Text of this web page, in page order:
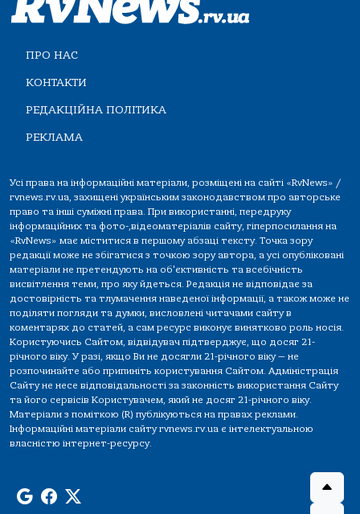
ПРО НАС
КОНТАКТИ
РЕДАКЦІЙНА ПОЛІТИКА
РЕКЛАМА
Усі права на інформаційні матеріали, розміщені на сайті «RvNews» /
rvnews.rv.ua, захищені українським законодавством про авторське
право та інші суміжні права. При використанні, передруку
інформаційних та фото-,відеоматеріалів сайту, гіперпосилання на
«RvNews» має міститися в першому абзаці тексту. Точка зору
редакції може не збігатися з точкою зору автора, а усі опубліковані
матеріали не претендують на об'єктивність та всебічність
висвітлення теми, про яку йдеться. Редакція не відповідає за
достовірність та тлумачення наведеної інформації, а також може не
поділяти погляди та думки, висловлені читачами сайту в
коментарях до статей, а сам ресурс виконує винятково роль носія.
Користуючись Сайтом, відвідувач підтверджує, що досяг 21-
річного віку. У разі, якщо Ви не досягли 21-річного віку — не
розпочинайте або припиніть користування Сайтом. Адміністрація
Сайту не несе відповідальності за законність використання Сайту
та його сервісів Користувачем, який не досяг 21-річного віку.
Матеріали з поміткою (R) публікуються на правах реклами.
Інформаційні матеріали сайту rvnews.rv.ua є інтелектуальною
власністю інтернет-ресурсу.